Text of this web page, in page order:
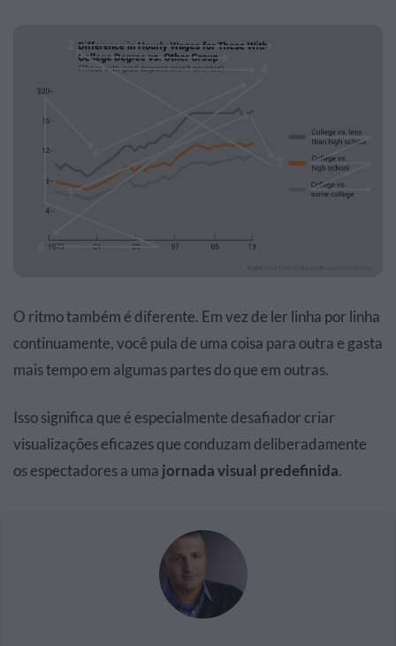
O ritmo também é diferente. Em vez de ler linha por linha
continuamente, você pula de uma coisa para outra e gasta
mais tempo em algumas partes do que em outras.
Isso significa que é especialmente desafiador criar
visualizações eficazes que conduzam deliberadamente
os espectadores a uma jornada visual predefinida.